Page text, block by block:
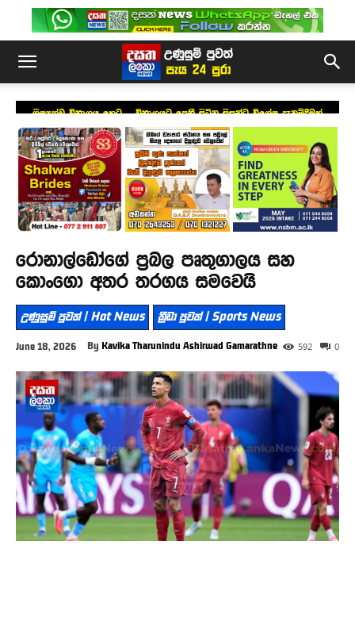
ශිෂ්‍යත්ව විභාගය හෙට – විභාගයට පෙනී සිටින සිසුන්ට විශේෂ දැනුම්දීමක්
රොනාල්ඩෝගේ ප්‍රබල පෘතුගාලය සහ
කොංගො අතර තරගය සමවෙයි
උණුසුම් පුවත් | Hot News ක්‍රීඩා පුවත් | Sports News
June 18, 2026 By Kavika Tharunindu Ashirwad Gamarathne 0
592